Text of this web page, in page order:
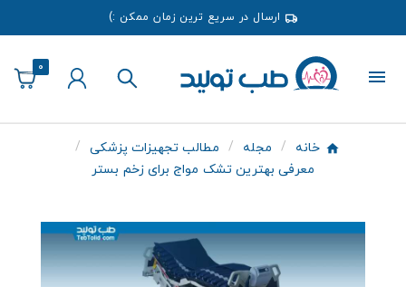
ارسال در سریع ترین زمان ممکن :)
0
خانه مجله
مطالب تجهیزات پزشکی
معرفی بهترین تشک مواج برای زخم بستر